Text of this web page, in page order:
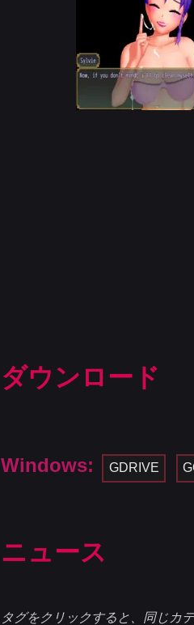
ダウンロード
Windows: GDRIVE
ニュース
タグをクリックすると、同じカ